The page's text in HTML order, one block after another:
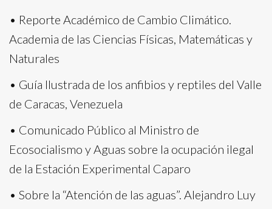
• Reporte Académico de Cambio Climático.
Academia de las Ciencias Físicas, Matemáticas y
Naturales
• Guía Ilustrada de los anfibios y reptiles del Valle
de Caracas, Venezuela
• Comunicado Público al Ministro de
Ecosocialismo y Aguas sobre la ocupación ilegal
de la Estación Experimental Caparo
• Sobre la “Atención de las aguas”. Alejandro Luy